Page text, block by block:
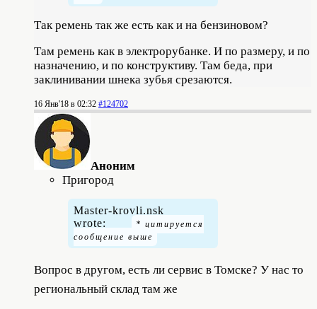
Так ремень так же есть как и на бензиновом?
Там ремень как в электрорубанке. И по размеру, и по
назначению, и по конструктиву. Там беда, при
заклинивании шнека зубья срезаются.
16 Янв'18 в 02:32 #124702
Аноним
Пригород
Master-krovli.nsk
wrote:
Вопрос в другом, есть ли сервис в Томске? У нас то
региональный склад там же